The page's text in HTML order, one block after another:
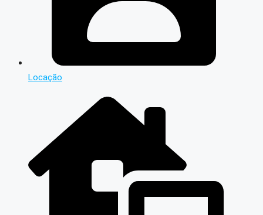
Locação